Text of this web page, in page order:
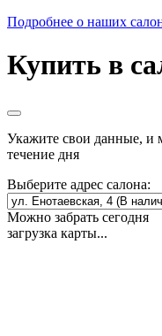
Подробнее о наших
Купить в
Укажите свои данные, и
течение дня
Выберите адрес салона:
Можно забрать сегодня
загрузка карты...